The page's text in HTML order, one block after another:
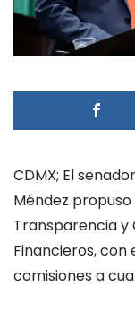
CDMX; El
Méndez
Transparencia y
Financieros,
comisiones a